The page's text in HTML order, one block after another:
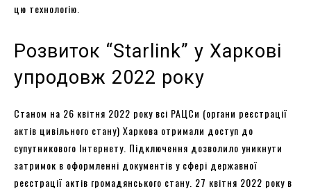
цю технологію.
Розвиток “Starlink” у Харкові
упродовж 2022 року
Станом на 26 квітня 2022 року всі РАЦСи (органи реєстрації
актів цивільного стану) Харкова отримали доступ до
супутникового Інтернету. Підключення дозволило уникнути
затримок в оформленні документів у сфері державної
реєстрації актів громадянського стану. 27 квітня 2022 року в